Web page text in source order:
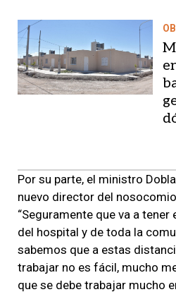
Por su parte, el ministro
nuevo director del
“Seguramente que va a tener
del hospital y de toda la
sabemos que a estas
trabajar no es fácil, mucho
que se debe trabajar mucho